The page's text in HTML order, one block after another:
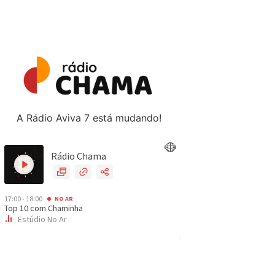
A Rádio Aviva 7 está mudando!